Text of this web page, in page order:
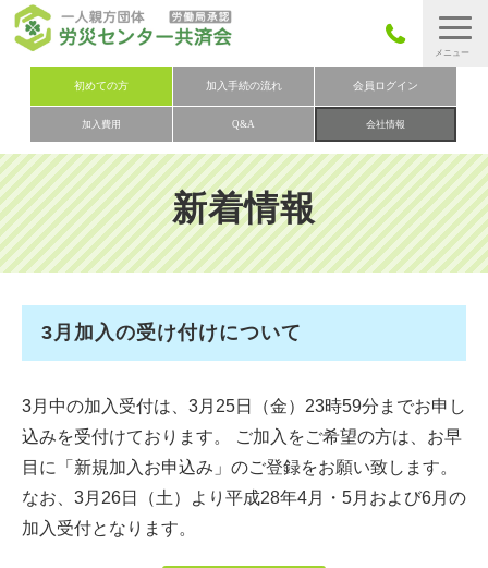
初めての方 加入手続の流れ 会員ログイン
加入費用 Q&A 会社情報
労災保険とは
労災保険の取りまとめ
労災保険加入手続きの流れ
加入費用
加入申込み
お問い合わせ
新着情報
3月加入の受け付けについて
3月中の加入受付は、3月25日（金）23時59分までお申し
込みを受付けております。 ご加入をご希望の方は、お早
目に「新規加入お申込み」のご登録をお願い致します。
なお、3月26日（土）より平成28年4月・5月および6月の
加入受付となります。